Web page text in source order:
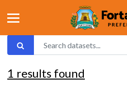
1 results found